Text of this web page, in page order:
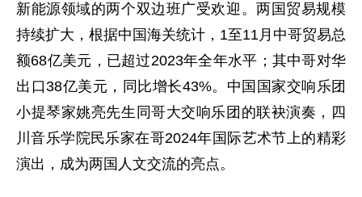
新能源领域的两个双边班广受欢迎。两国贸易规模
持续扩大，根据中国海关统计，1至11月中哥贸易总
额68亿美元，已超过2023年全年水平；其中哥对华
出口38亿美元，同比增长43%。中国国家交响乐团
小提琴家姚亮先生同哥大交响乐团的联袂演奏，四
川音乐学院民乐家在哥2024年国际艺术节上的精彩
演出，成为两国人文交流的亮点。